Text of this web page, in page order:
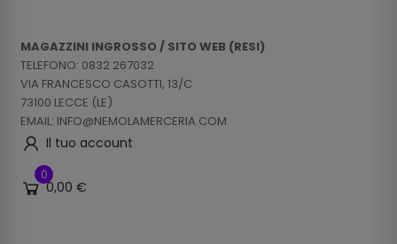
MAGAZZINI INGROSSO / SITO WEB (RESI)
TELEFONO: 0832 267032
VIA FRANCESCO CASOTTI, 13/C
73100 LECCE (LE)
EMAIL: INFO@NEMOLAMERCERIA.COM
Il tuo account
0
0,00 €